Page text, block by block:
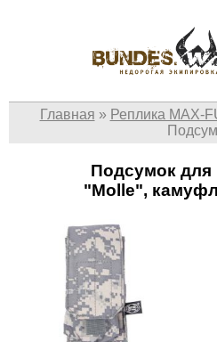
Главная » Реплика MAX-
Подсумок для
"Molle",